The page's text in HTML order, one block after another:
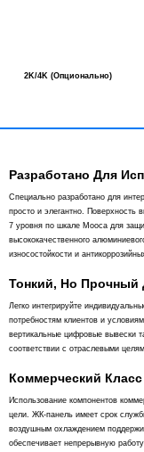
2K/4K (опционально)
Разработано Для
Специально разработано для
просто и элегантно. Поверхность
7 уровня по шкале Мооса для
высококачественного
износостойкости и
Тонкий, Но Прочный
Легко интегрируйте
потребностям клиентов и
вертикальные цифровые вывески
соответствии с отраслевыми
Коммерческий Класс
Использование компонентов
цели. ЖК-панель имеет срок
воздушным охлаждением
обеспечивает непрерывную